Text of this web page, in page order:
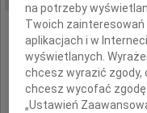
Z
na potrzeby
Twoich
aplikacjach i w
wyświetlanych.
chcesz wyrazić zgody,
chcesz wycofać
„Ustawień